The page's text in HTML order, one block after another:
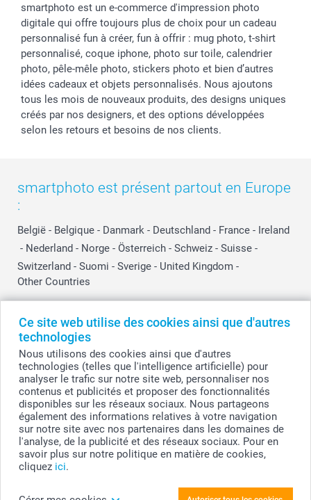
Ce site web utilise des cookies ainsi que d'autres
technologies
Nous utilisons des cookies ainsi que d'autres
technologies (telles que l'intelligence artificielle) pour
analyser le trafic sur notre site web, personnaliser nos
contenus et publicités et proposer des fonctionnalités
disponibles sur les réseaux sociaux. Nous partageons
également des informations relatives à votre navigation
sur notre site avec nos partenaires dans les domaines de
l'analyse, de la publicité et des réseaux sociaux. Pour en
savoir plus sur notre politique en matière de cookies,
cliquez ici.
Personnalisez votre T-shirt blanc
smartphoto est un e-commerce d'impression photo
digitale qui offre toujours plus de choix pour un cadeau
personnalisé fun à créer, fun à offrir : mug photo, t-shirt
personnalisé, coque iphone, photo sur toile, calendrier
photo, pêle-mêle photo, stickers photo et bien d’autres
idées cadeaux et objets personnalisés. Nous ajoutons
tous les mois de nouveaux produits, des designs uniques
créés par nos designers, et des options développées
selon les retours et besoins de nos clients.
smartphoto est présent partout en Europe
:
België - Belgique - Danmark - Deutschland - France - Ireland
- Nederland - Norge - Österreich - Schweiz - Suisse -
Switzerland - Suomi - Sverige - United Kingdom -
Other Countries
© smartphoto group. Tous droits réservés
smartphoto group SA.
Siège social : Kwatrechtsteenweg 160, 9230 Wetteren, Belgique
Numéro de TVA BE 0405.706.755
Numéro d'entreprise 0405.706.755.
Coordonnées bancaires: IBAN BE71 2850 2711 5569 - BIC: GEBABEBB
Tous les prix sont en EURO (€), TVA incluse et hors frais de port.